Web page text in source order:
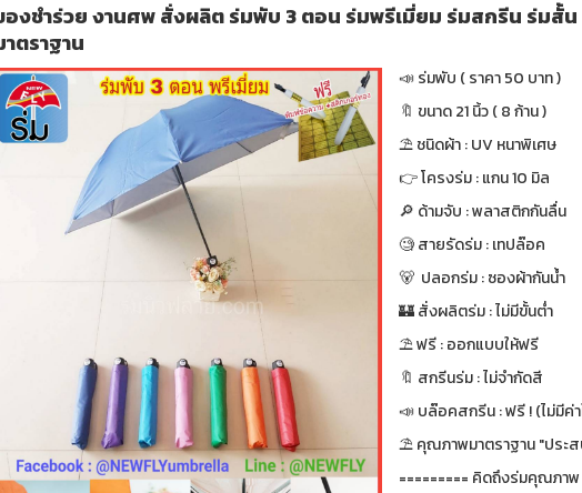
องชำร่วย งานศพ สั่งผลิต ร่มพับ 3 ตอน ร่มพรีเมี่ยม ร่มสกรีน ร่ม
ตราฐาน
📣 ร่มพับ ( ราคา 50 บาท )
🔖 ขนาด 21 นิ้ว ( 8 ก้าน )
⛱ ชนิดผ้า : UV หนาพิเศษ
👉 โครงร่ม : แกน 10 มิล
🔎 ด้ามจับ : พลาสติกกันลื่น
🧐 สายรัดร่ม : เทปล๊อค
🐻 ปลอกร่ม : ซองผ้ากันน้ำ
🏰 สั่งผลิตร่ม : ไม่มีขั้นต่ำ
⛱ ฟรี : ออกแบบให้ฟรี
🔖 สกรีนร่ม : ไม่จำกัดสี
📣 บล๊อคสกรีน : ฟรี ! (ไม่มีค่
⛱ คุณภาพมาตราฐาน "ประ
========= คิดถึงร่มคุณภาพ